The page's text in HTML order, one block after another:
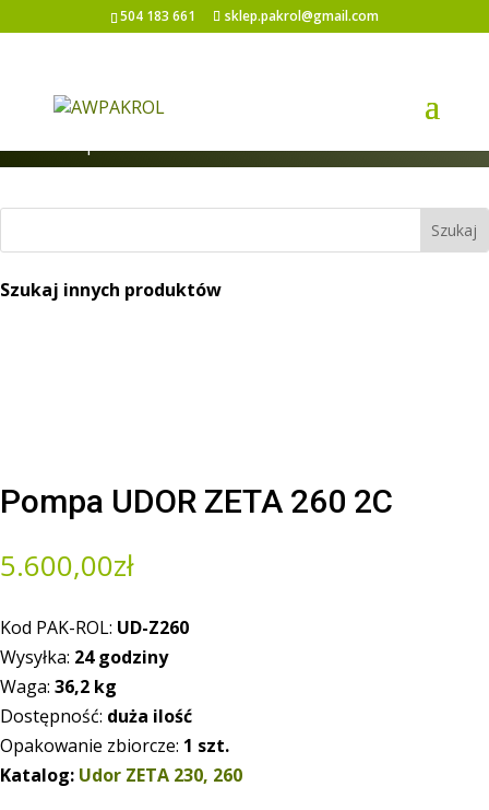
504 183 661 sklep.pakrol@gmail.com
Strona główna
Pompa UDOR ZETA 260 2C
Szukaj innych produktów
Pompa UDOR ZETA 260 2C
5.600,00zł
Kod PAK-ROL: UD-Z260
Wysyłka: 24 godziny
Waga: 36,2 kg
Dostępność: duża ilość
Opakowanie zbiorcze: 1 szt.
Katalog: Udor ZETA 230, 260